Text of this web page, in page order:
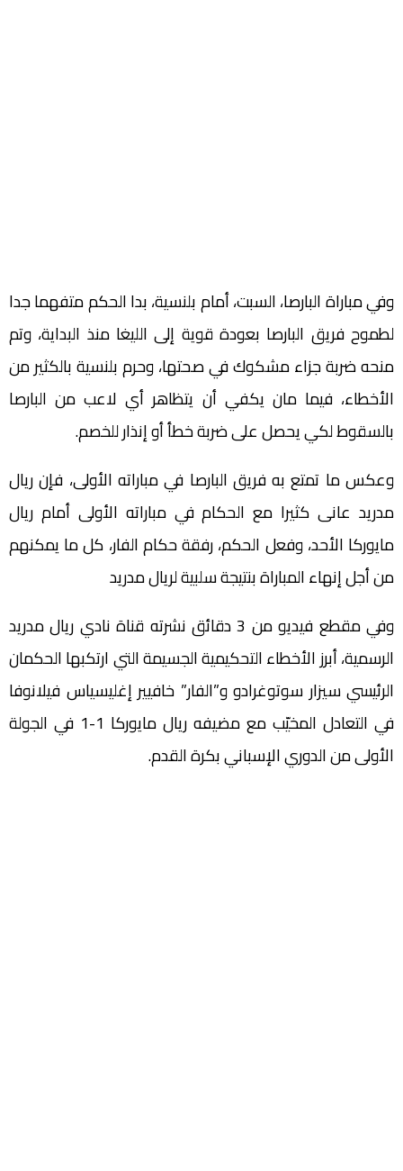
وفي مباراة البارصا، السبت، أمام بلنسية، بدا الحكم متفهما جدا
لطموح فريق البارصا بعودة قوية إلى الليغا منذ البداية، وتم
منحه ضربة جزاء مشكوك في صحتها، وحرم بلنسية بالكثير من
الأخطاء، فيما مان يكفي أن يتظاهر أي لاعب من البارصا
بالسقوط لكي يحصل على ضربة خطأ أو إنذار للخصم.
وعكس ما تمتع به فريق البارصا في مباراته الأولى، فإن ريال
مدريد عانى كثيرا مع الحكام في مباراته الأولى أمام ريال
مايوركا الأحد، وفعل الحكم، رفقة حكام الفار، كل ما يمكنهم
من أجل إنهاء المباراة بنتيجة سلبية لريال مدريد
وفي مقطع فيديو من 3 دقائق نشرته قناة نادي ريال مدريد
الرسمية، أبرز الأخطاء التحكيمية الجسيمة التي ارتكبها الحكمان
الرئيسي سيزار سوتوغرادو و”الفار” خافيير إغليسياس فيلانوفا
في التعادل المخيّب مع مضيفه ريال مايوركا 1-1 في الجولة
الأولى من الدوري الإسباني بكرة القدم.